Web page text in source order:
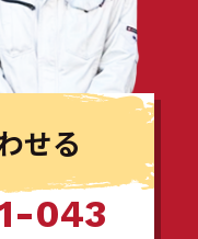
せる
043